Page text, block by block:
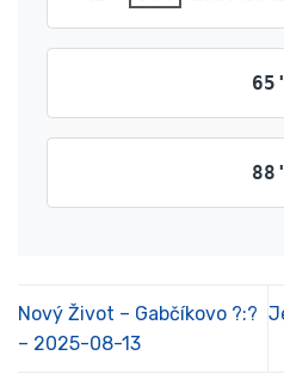
65'
88'
Nový Život – Gabčíkovo ?:?
– 2025-08-13